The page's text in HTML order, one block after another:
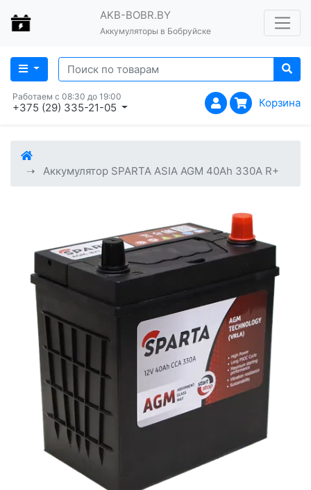
AKB-BOBR.BY
Аккумуляторы в Бобруйске
Работаем с 08:30 до 19:00
+375 (29) 335-21-05 Корзина
Аккумулятор SPARTA ASIA AGM 40Ah 330A R+